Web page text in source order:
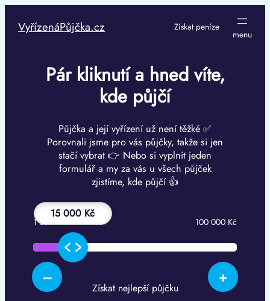
obsah
VyřízenáPůjčka.cz Získat peníze
Pár kliknutí a hned víte,
kde půjčí
Půjčka a její vyřízení už není těžké ✅
Porovnali jsme pro vás půjčky, takže si jen
stačí vybrat 👉 Nebo si vyplnit jeden
formulář a my za vás u všech půjček
zjistíme, kde půjčí 👍
15 000 Kč
– +
1 000 Kč 100 000 Kč
Získat nejlepší půjčku